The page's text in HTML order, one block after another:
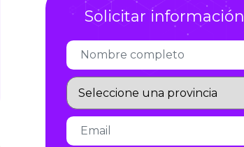
Infórmate
Solicitar información